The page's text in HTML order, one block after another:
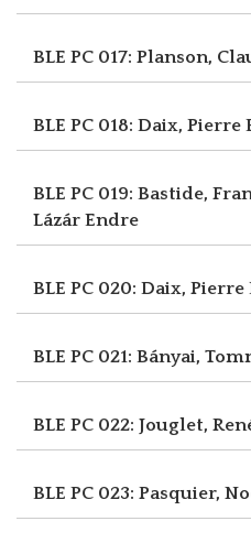
BLE PC 017: Planson,
BLE PC 018: Daix, Pierre
BLE PC 019: Bastide,
Lázár Endre
BLE PC 020: Daix, Pierre
BLE PC 021: Bányai,
BLE PC 022: Jouglet,
BLE PC 023: Pasquier,